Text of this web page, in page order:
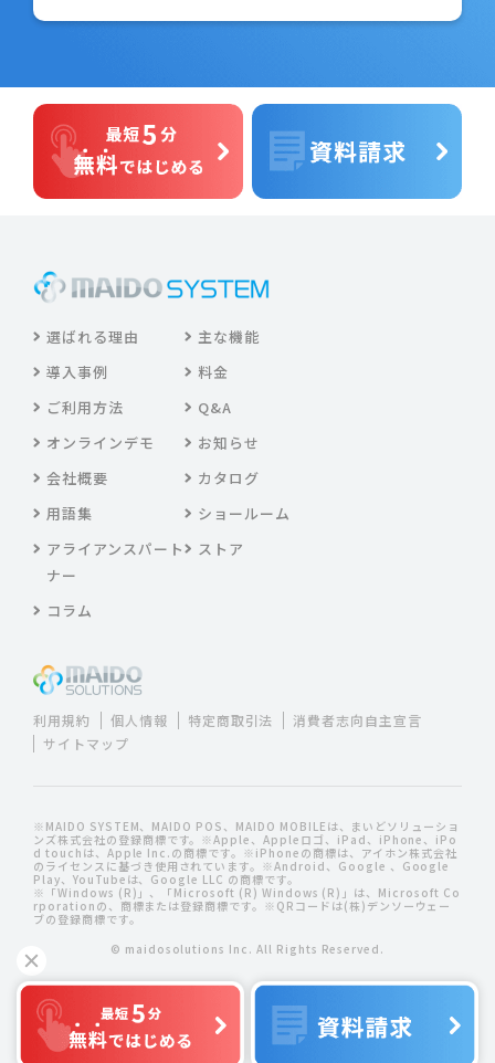
選ばれる理由
主な機能
導入事例
料金
ご利用方法
Q&A
オンラインデモ
お知らせ
会社概要
カタログ
用語集
ショールーム
アライアンスパート
ナー
ストア
コラム
利用規約 個人情報 特定商取引法
消費者志向自主宣言
サイトマップ
※MAIDO SYSTEM、MAIDO POS、MAIDO MOBILEは、まいどソリューショ
ンズ株式会社の登録商標です。※Apple、Appleロゴ、iPad、iPhone、iPo
d touchは、Apple Inc.の商標です。※iPhoneの商標は、アイホン株式会社
のライセンスに基づき使用されています。※Android、Google 、Google
Play、YouTubeは、Google LLC の商標です。
※「Windows (R)」、「Microsoft (R) Windows (R)」は、Microsoft Co
rporationの、商標または登録商標です。※QRコードは(株)デンソーウェー
ブの登録商標です。
© maidosolutions Inc. All Rights Reserved.